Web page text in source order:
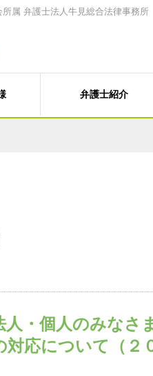
属 弁護士法人牛見総合法律事務所
弁護士紹介
人・個人のみなさ
応について（２